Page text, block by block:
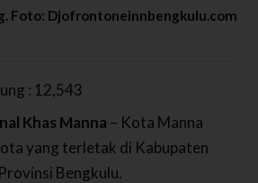
Foto: Djofrontoneinnbengkulu.com
: 12,543
Khas Manna – Kota Manna
yang terletak di Kabupaten
Bengkulu.